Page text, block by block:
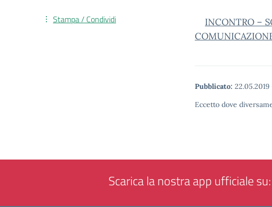
INCONTRO –
Pubblicato: 22.05.2019
Eccetto dove
Stampa / Condividi
Scarica la nostra app ufficiale su: